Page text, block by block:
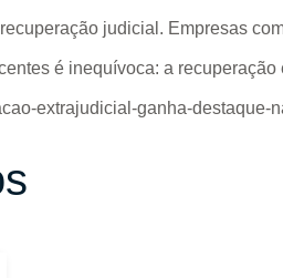
judicial. Empresas
é inequívoca: a
extrajudicial-ganha-destaque-